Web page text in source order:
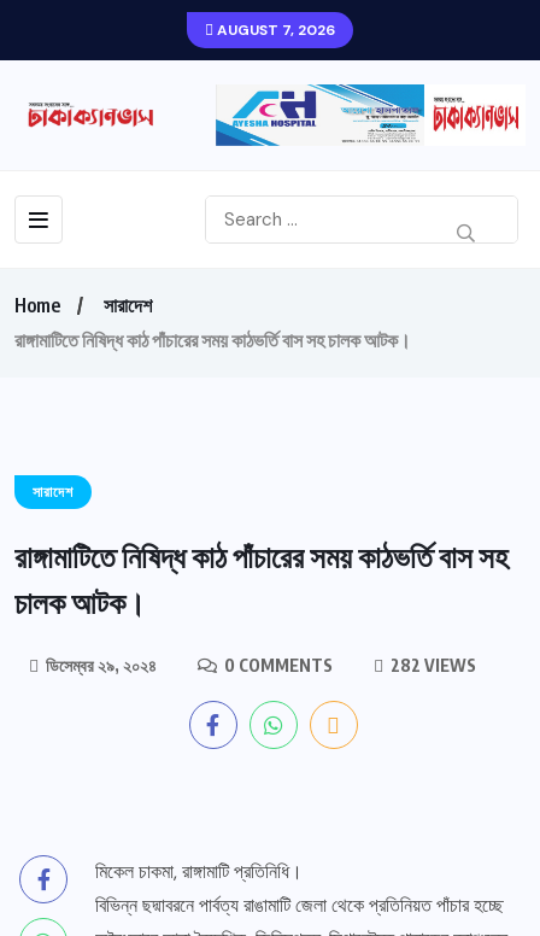
AUGUST 7, 2026
Home
সারাদেশ
রাঙ্গামাটিতে নিষিদ্ধ কাঠ পাঁচারের সময় কাঠভর্তি বাস সহ চালক আটক।
সারাদেশ
রাঙ্গামাটিতে নিষিদ্ধ কাঠ পাঁচারের সময় কাঠভর্তি বাস সহ
চালক আটক।
ডিসেম্বর ২৯, ২০২৪ 0 COMMENTS 282 VIEWS
মিকেল চাকমা, রাঙ্গামাটি প্রতিনিধি।
বিভিন্ন ছদ্মাবরনে পার্বত্য রাঙামাটি জেলা থেকে প্রতিনিয়ত পাঁচার হচ্ছে